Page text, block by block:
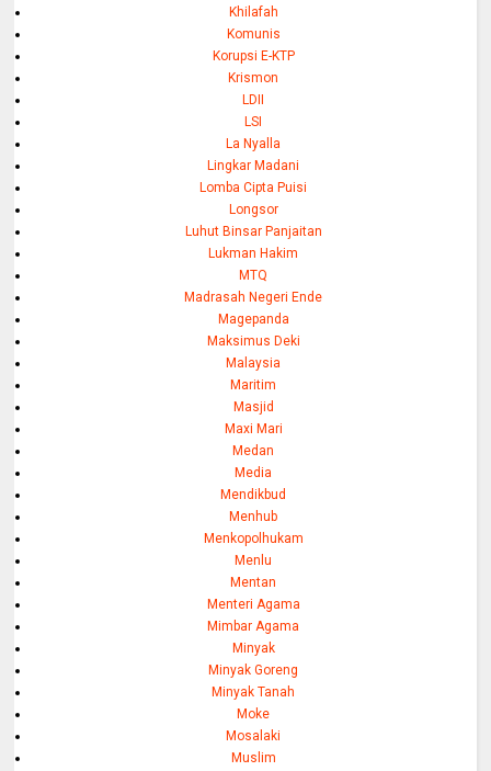
Khilafah
Komunis
Korupsi E-KTP
Krismon
LDII
LSI
La Nyalla
Lingkar Madani
Lomba Cipta Puisi
Longsor
Luhut Binsar Panjaitan
Lukman Hakim
MTQ
Madrasah Negeri Ende
Magepanda
Maksimus Deki
Malaysia
Maritim
Masjid
Maxi Mari
Medan
Media
Mendikbud
Menhub
Menkopolhukam
Menlu
Mentan
Menteri Agama
Mimbar Agama
Minyak
Minyak Goreng
Minyak Tanah
Moke
Mosalaki
Muslim